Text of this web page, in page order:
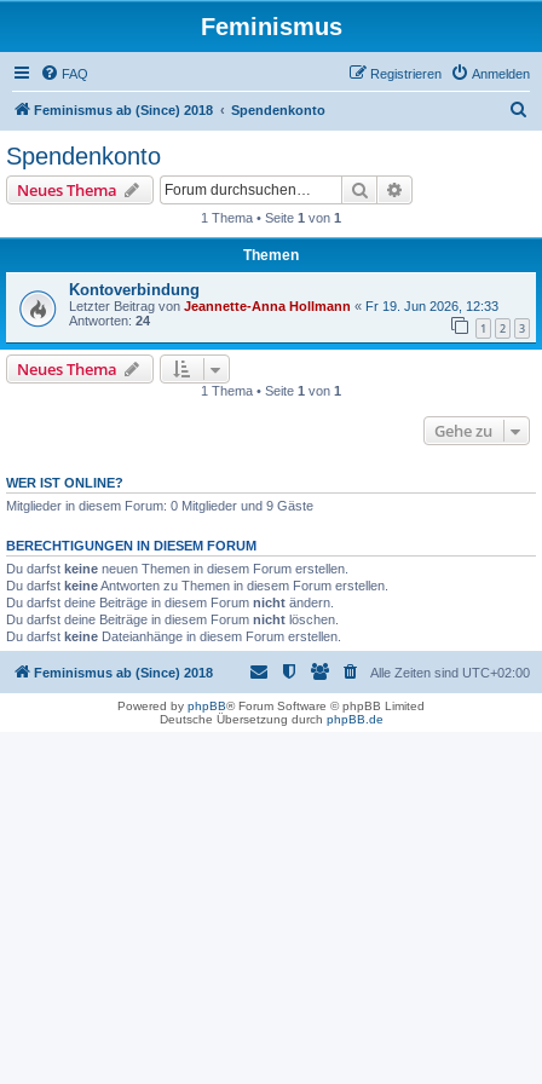
Feminismus
FAQ Anmelden
Registrieren
Feminismus ab (Since) 2018 Spendenkonto
Spendenkonto
Neues Thema Suche
1 Thema • Seite 1 von 1
Themen
Kontoverbindung
Letzter Beitrag von Jeannette-Anna Hollmann « Fr 19. Jun 2026, 12:33
Antworten: 24 1 2 3
Neues Thema
1 Thema • Seite 1 von 1
Gehe zu
WER IST ONLINE?
Mitglieder in diesem Forum: 0 Mitglieder und 9 Gäste
BERECHTIGUNGEN IN DIESEM FORUM
Du darfst keine neuen Themen in diesem Forum erstellen.
Du darfst keineAntworten zu Themen in diesem Forum erstellen.
Du darfst deine Beiträge in diesem Forum nicht ändern.
Du darfst deine Beiträge in diesem Forum nicht löschen.
Du darfst keine Dateianhänge in diesem Forum erstellen.
Feminismus ab (Since) 2018 Alle Zeiten sind UTC+02:00
Powered by phpBB® Forum Software © phpBB Limited
Deutsche Übersetzung durch phpBB.de